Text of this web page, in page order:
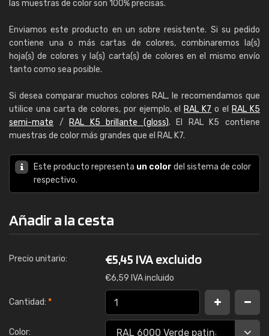
las muestras de color son 100% precisas.
Enviamos este producto en un sobre resistente. Si su pedido
contiene una o más cartas de colores, combinaremos la(s)
hoja(s) de colores y la(s) carta(s) de colores en el mismo envío
tanto como sea posible.
Si desea comparar muchos colores RAL, le recomendamos que
utilice una carta de colores, por ejemplo, el RAL K7 o el
RAL K5
semi-mate / RAL K5 brillante (gloss). El RAL K5 contiene
muestras de color más grandes que el RAL K7.
Este producto representa un color del sistema de color
respectivo.
Añadir a la cesta
Precio unitario: €5,45 IVA excluido
€6,59 IVA incluido
Cantidad: *
Color: